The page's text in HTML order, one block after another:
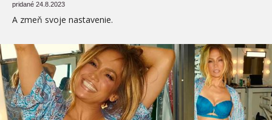
pridané 24.8.2023
A zmeň svoje nastavenie.